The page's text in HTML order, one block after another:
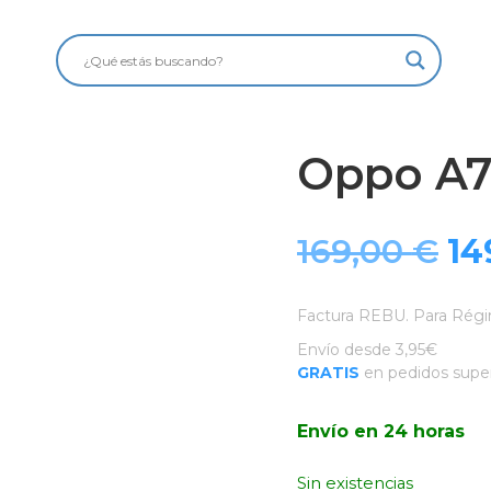
Oppo
169,00€ El
Factura REBU. Para
Envío desde 3,95€
GRATIS en pedidos
Envío en 24 horas
Sin existencias